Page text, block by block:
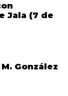
Jala (7 de
González